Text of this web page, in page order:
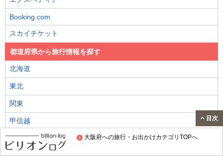
大阪府への旅行・お出かけカテゴリTOPへ
Booking.com
スカイチケット
都道府県から旅行情報を探す
北海道
東北
関東
甲信越
中部
目次